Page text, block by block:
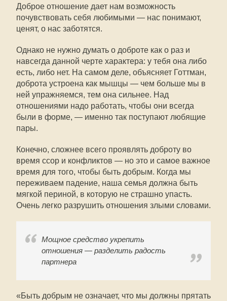
Доброе отношение дает нам возможность
почувствовать себя любимыми — нас понимают,
ценят, о нас заботятся.
Однако не нужно думать о доброте как о раз и
навсегда данной черте характера: у тебя она либо
есть, либо нет. На самом деле, объясняет Готтман,
доброта устроена как мышцы — чем больше мы в
ней упражняемся, тем она сильнее. Над
отношениями надо работать, чтобы они всегда
были в форме, — именно так поступают любящие
пары.
Конечно, сложнее всего проявлять доброту во
время ссор и конфликтов — но это и самое важное
время для того, чтобы быть добрым. Когда мы
переживаем падение, наша семья должна быть
мягкой периной, в которую не страшно упасть.
Очень легко разрушить отношения злыми словами.
Мощное средство укрепить
отношения — разделить радость
партнера
«Быть добрым не означает, что мы должны прятать